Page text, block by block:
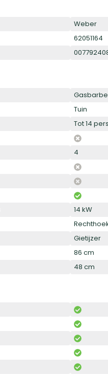
Weber
62051164
Tuin
Tot 14
4
14 kW
Gietijzer
86 cm
48 cm